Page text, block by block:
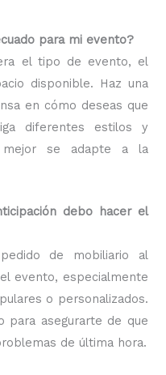
para mi evento?
el tipo de evento, el
disponible. Haz una
en cómo deseas que
diferentes estilos y
mejor se adapte a la
debo hacer el
de mobiliario al
evento, especialmente
o personalizados.
para asegurarte de que
de última hora.